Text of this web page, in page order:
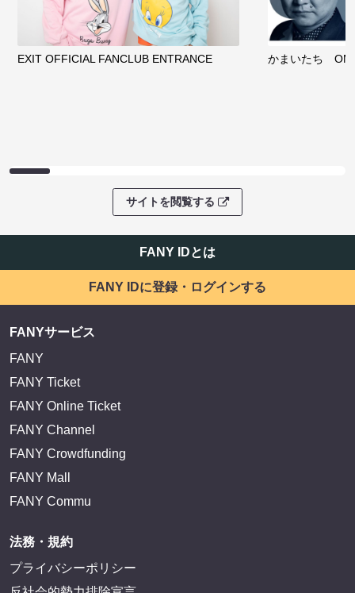
EXIT OFFICIAL FANCLUB ENTRANCE かまいたち
サイトを閲覧する
FANY IDとは
FANY IDに登録・ログインする
FANYサービス
FANY
FANY Ticket
FANY Online Ticket
FANY Channel
FANY Crowdfunding
FANY Mall
FANY Commu
法務・規約
プライバシーポリシー